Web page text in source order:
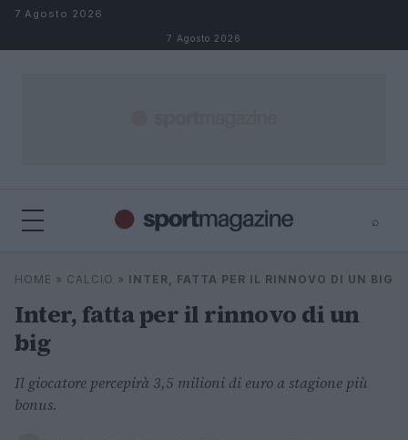
Salta al contenuto
7 Agosto 2026
7 Agosto 2026
⌕
Cerca
⌕ ×
HOME » CALCIO » INTER, FATTA PER IL RINNOVO DI UN BIG
Inter, fatta per il rinnovo di un
big
Il giocatore percepirà 3,5 milioni di euro a stagione più
bonus.